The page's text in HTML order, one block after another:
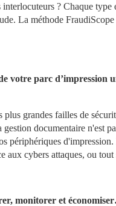
? Chaque type
La méthode
votre parc
grandes failles de
documentaire n'est
périphériques
aux cybers attaques, ou
monitorer et